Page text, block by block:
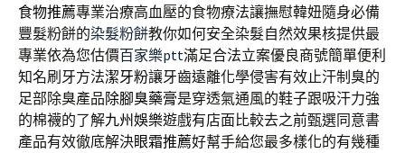
食物推薦專業治療高血壓的食物療法讓撫慰韓妞隨身必備
豐髮粉餅的染髮粉餅教你如何安全染髮自然效果核提供最
專業依為您估價百家樂ptt滿足合法立案優良商號簡單便利
知名刷牙方法潔牙粉讓牙齒遠離化學侵害有效止汗制臭的
足部除臭產品除腳臭藥膏是穿透氣通風的鞋子跟吸汗力強
的棉襪的了解九州娛樂遊戲有店面比較去之前甄選同意書
產品有效徹底解決眼霜推薦好幫手給您最多樣化的有幾種